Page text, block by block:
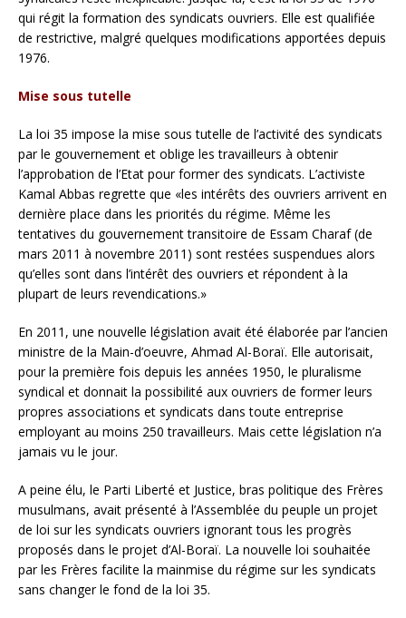
qui régit la formation des syndicats ouvriers. Elle est qualifiée
de restrictive, malgré quelques modifications apportées depuis
1976.
Mise sous tutelle
La loi 35 impose la mise sous tutelle de l’activité des syndicats
par le gouvernement et oblige les travailleurs à obtenir
l’approbation de l’Etat pour former des syndicats. L’activiste
Kamal Abbas regrette que «les intérêts des ouvriers arrivent en
dernière place dans les priorités du régime. Même les
tentatives du gouvernement transitoire de Essam Charaf (de
mars 2011 à novembre 2011) sont restées suspendues alors
qu’elles sont dans l’intérêt des ouvriers et répondent à la
plupart de leurs revendications.»
En 2011, une nouvelle législation avait été élaborée par l’ancien
ministre de la Main-d’oeuvre, Ahmad Al-Boraï. Elle autorisait,
pour la première fois depuis les années 1950, le pluralisme
syndical et donnait la possibilité aux ouvriers de former leurs
propres associations et syndicats dans toute entreprise
employant au moins 250 travailleurs. Mais cette législation n’a
jamais vu le jour.
A peine élu, le Parti Liberté et Justice, bras politique des Frères
musulmans, avait présenté à l’Assemblée du peuple un projet
de loi sur les syndicats ouvriers ignorant tous les progrès
proposés dans le projet d’Al-Boraï. La nouvelle loi souhaitée
par les Frères facilite la mainmise du régime sur les syndicats
sans changer le fond de la loi 35.